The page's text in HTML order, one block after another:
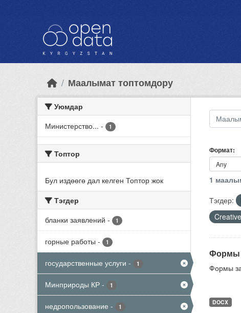
Маалымат топтомдору
Уюмдар
Министерство... - 1
Топтор
Бул издөөгө дал келген Топтор жок
Тэгдер
бланки заявлений - 1
горные работы - 1
государственные услуги - 1
Минприроды КР - 1
недропользование - 1
Формат
1
Тэгдер:
Формы
Формы
DOCX